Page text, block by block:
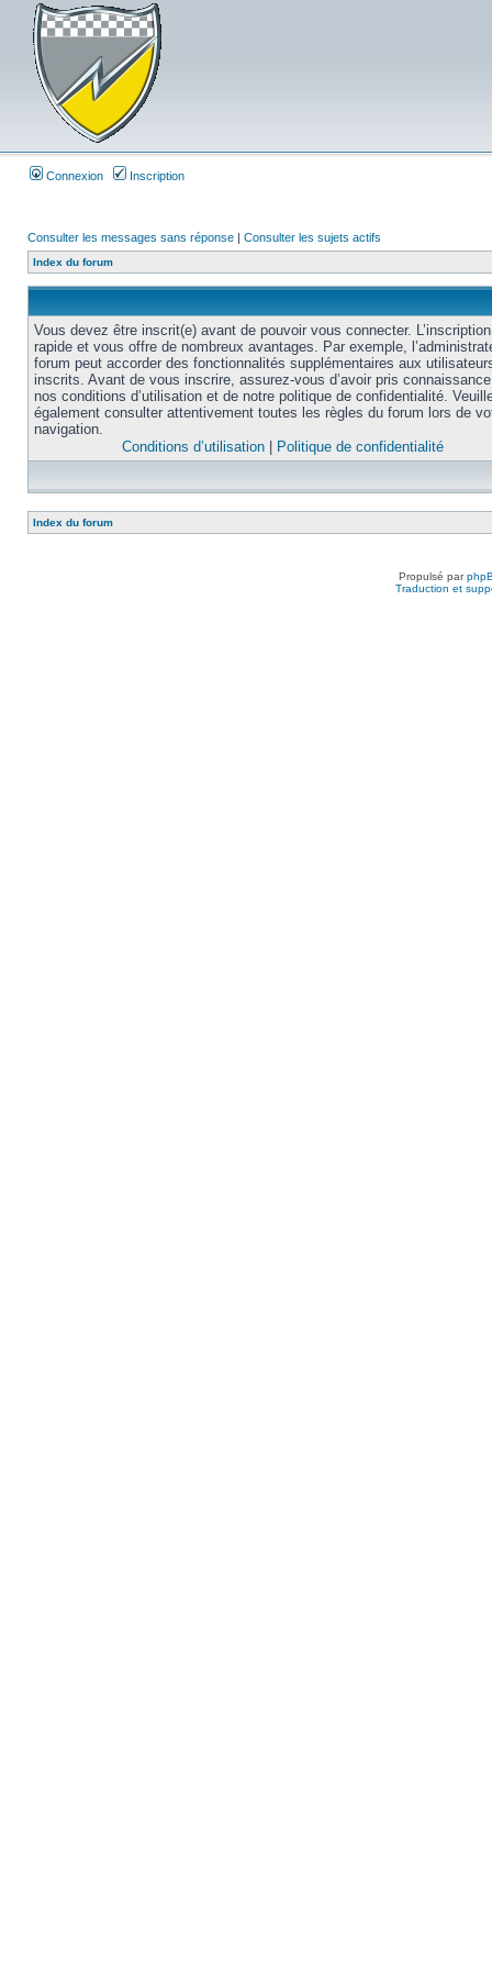
Connexion Inscription
Consulter les messages sans réponse | Consulter les sujets actifs
Index du forum
Vous devez être inscrit(e) avant de pouvoir vous connecter.
rapide et vous offre de nombreux avantages. Par exemple,
forum peut accorder des fonctionnalités supplémentaires aux
inscrits. Avant de vous inscrire, assurez-vous d’avoir pris
nos conditions d’utilisation et de notre politique de confidentialité.
également consulter attentivement toutes les règles du forum lors de
navigation.
Conditions d’utilisation
Politique de confidentialité
Index du forum
Propulsé par
Traduction et